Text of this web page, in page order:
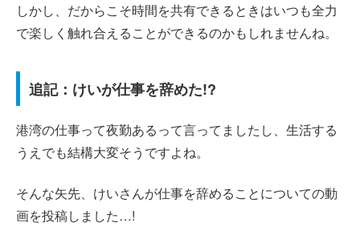
しかし、だからこそ時間を共有できるときはいつも全力
で楽しく触れ合えることができるのかもしれませんね。
追記：けいが仕事を辞めた!?
港湾の仕事って夜勤あるって言ってましたし、生活する
うえでも結構大変そうですよね。
そんな矢先、けいさんが仕事を辞めることについての動
画を投稿しました…!